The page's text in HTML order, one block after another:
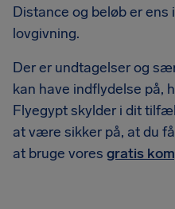
Distance og beløb er ens
lovgivning.
Der er undtagelser og
kan have indflydelse på,
Flyegypt skylder i dit
at være sikker på, at du
at bruge vores gratis